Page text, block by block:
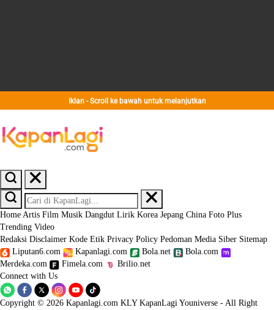
Iklan - Scroll ke bawah untuk melanjutkan
Home Artis Film Musik Dangdut Lirik Korea Jepang China Foto Plus
Trending Video
Redaksi Disclaimer Kode Etik Privacy Policy Pedoman Media Siber Sitemap
Liputan6.com
Kapanlagi.com Bola.net
Bola.com
Merdeka.com
Fimela.com
Brilio.net
Connect with Us
Copyright © 2026 Kapanlagi.com KLY KapanLagi Youniverse - All Right